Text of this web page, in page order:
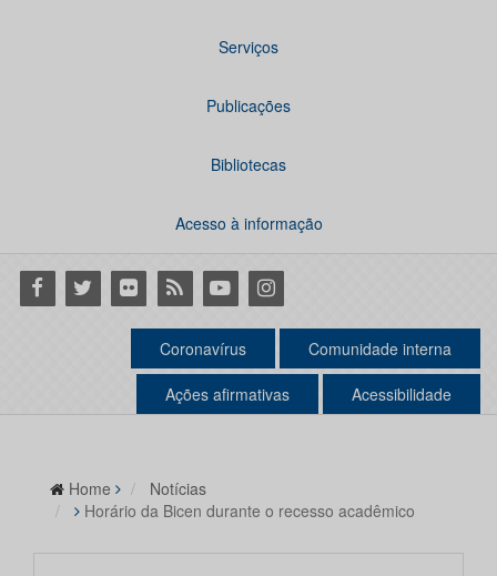
Serviços
Publicações
Bibliotecas
Acesso à informação
Facebook
Twitter Flickr RSS YoutubeInstagram
Coronavírus Comunidade interna
Ações afirmativas Acessibilidade
Home
Notícias
Horário da Bicen durante o recesso acadêmico